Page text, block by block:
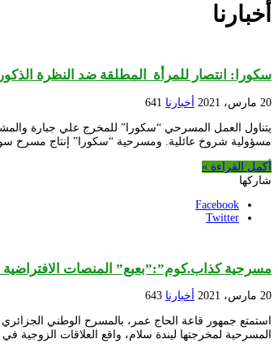
أخبارنا
سكورا: انتصار للمرأة المطلقة ضد النظرة
20 مارس، 2021 أخبارنا 641
مسؤولية شروخ عائلية. ومسرحية “سكورا” إنتاج مسرح
أكمل القراءة »
شاركها
Facebook
Twitter
مسرحية كذاب.كوم”:”بعبع” المنصات الافتراضية
20 مارس، 2021 أخبارنا 643
استمتع جمهور قاعة الحاج عمر، بالمسرح الوطني
المسرحية لمخرجتها ليندة سلام، واقع العلاقات